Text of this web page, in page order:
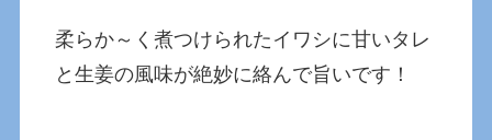
柔らか～く煮つけられたイワシに甘いタレ
と生姜の風味が絶妙に絡んで旨いです！